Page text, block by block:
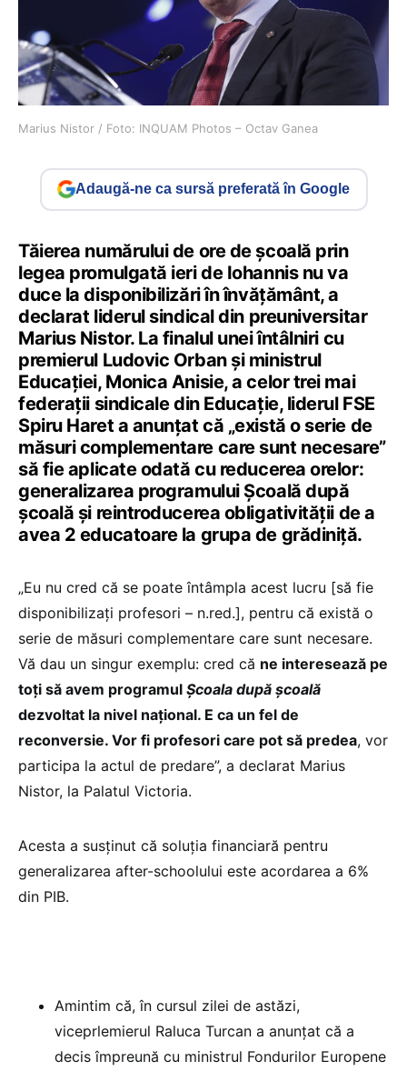
Marius Nistor / Foto: INQUAM Photos – Octav Ganea
Adaugă-ne ca sursă preferată în Google
Tăierea numărului de ore de școală prin
legea promulgată ieri de Iohannis nu va
duce la disponibilizări în învățământ, a
declarat liderul sindical din preuniversitar
Marius Nistor. La finalul unei întâlniri cu
premierul Ludovic Orban și ministrul
Educației, Monica Anisie, a celor trei mai
federații sindicale din Educație, liderul FSE
Spiru Haret a anunțat că „există o serie de
măsuri complementare care sunt necesare”
să fie aplicate odată cu reducerea orelor:
generalizarea programului Școală după
școală și reintroducerea obligativității de a
avea 2 educatoare la grupa de grădiniță.
„Eu nu cred că se poate întâmpla acest lucru [să fie
disponibilizați profesori – n.red.], pentru că există o
serie de măsuri complementare care sunt necesare.
Vă dau un singur exemplu: cred că ne interesează pe
toți să avem programul Școala după școală
dezvoltat la nivel național. E ca un fel de
reconversie. Vor fi profesori care pot să predea, vor
participa la actul de predare”, a declarat Marius
Nistor, la Palatul Victoria.
Acesta a susținut că soluția financiară pentru
generalizarea after-schoolului este acordarea a 6%
din PIB.
Amintim că, în cursul zilei de astăzi,
viceprlemierul Raluca Turcan a anunțat că a
decis împreună cu ministrul Fondurilor Europene